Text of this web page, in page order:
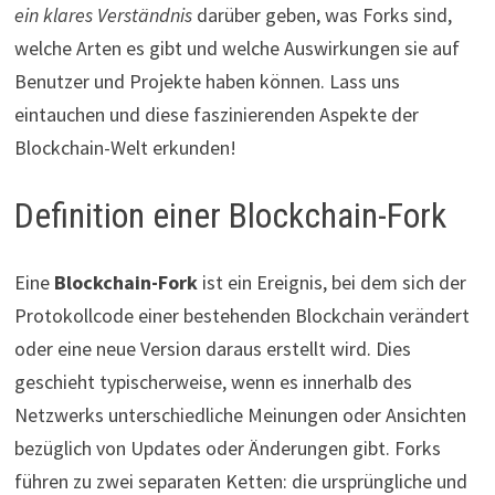
ein klares Verständnisdarüber geben, was Forks sind,
welche Arten es gibt und welche Auswirkungen sie auf
Benutzer und Projekte haben können. Lass uns
eintauchen und diese faszinierenden Aspekte der
Blockchain-Welt erkunden!
Definition einer Blockchain-Fork
Eine Blockchain-Forkist ein Ereignis, bei dem sich der
Protokollcode einer bestehenden Blockchain verändert
oder eine neue Version daraus erstellt wird. Dies
geschieht typischerweise, wenn es innerhalb des
Netzwerks unterschiedliche Meinungen oder Ansichten
bezüglich von Updates oder Änderungen gibt. Forks
führen zu zwei separaten Ketten: die ursprüngliche und